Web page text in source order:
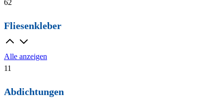
62
Fliesenkleber
Alle anzeigen
11
Abdichtungen